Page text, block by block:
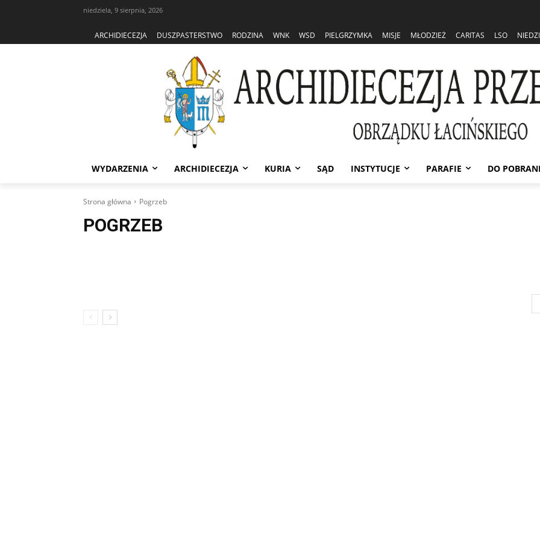
niedziela, 9 sierpnia, 2026
ARCHIDIECEZJA DUSZPASTERSTWO RODZINA WNK WSD PIELGRZYMKA MISJE MŁODZIEŻ CARITAS LSO
WYDARZENIA ARCHIDIECEZJA KURIA SĄD INSTYTUCJE PARAFIE DO
Strona główna Pogrzeb
POGRZEB